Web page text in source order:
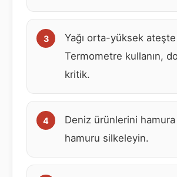
Yağı orta-yüksek ateşte
Termometre kullanın,
kritik.
Deniz ürünlerini hamura
hamuru silkeleyin.